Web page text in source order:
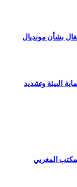
بشأن مونديال
لحماية البيئة وتشديد
المكتب المغربي